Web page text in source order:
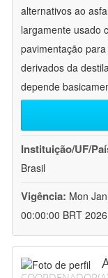
alternativos ao
largamente usado
pavimentação
derivados da
depende
Instituição/UF/
Brasil
Vigência: Mon
00:00:00 BRT 2026